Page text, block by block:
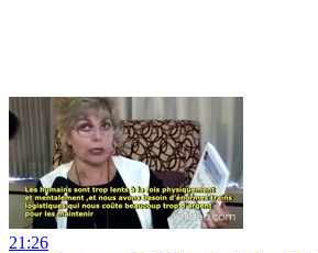
21:26